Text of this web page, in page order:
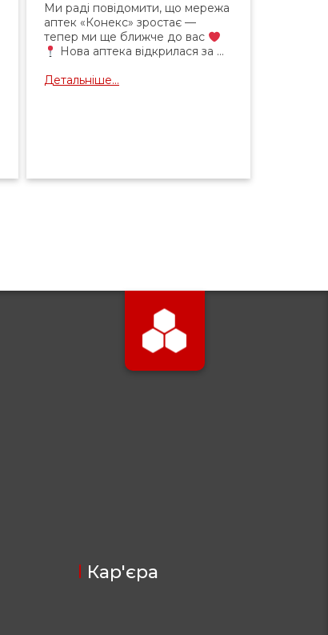
Ми раді повідомити, що мережа
аптек «Конекс» зростає —
тепер ми ще ближче до вас
Нова аптека відкрилася за ...
Детальніше...
Кар'єра